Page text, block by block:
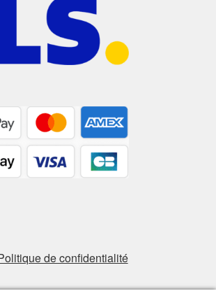
de confidentialité